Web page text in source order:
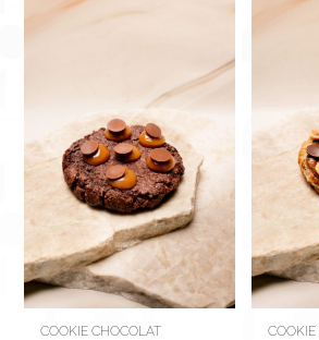
COOKIE CHOCOLAT COOKIE